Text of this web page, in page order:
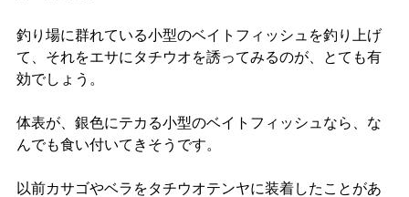
釣り場に群れている小型のベイトフィッシュを釣り上げ
て、それをエサにタチウオを誘ってみるのが、とても有
効でしょう。
体表が、銀色にテカる小型のベイトフィッシュなら、な
んでも食い付いてきそうです。
以前カサゴやベラをタチウオテンヤに装着したことがあ